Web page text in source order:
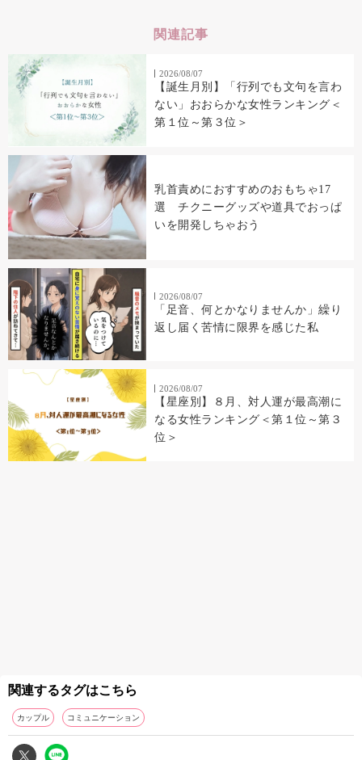
関連記事
2026/08/07
【誕生月別】「行列でも文句を言わ
ない」おおらかな女性ランキング＜
第１位～第３位＞
乳首責めにおすすめのおもちゃ17
選 チクニーグッズや道具でおっぱ
いを開発しちゃおう
2026/08/07
「足音、何とかなりませんか」繰り
返し届く苦情に限界を感じた私
2026/08/07
【星座別】８月、対人運が最高潮に
なる女性ランキング＜第１位～第３
位＞
関連するタグはこちら
カップル コミュニケーション